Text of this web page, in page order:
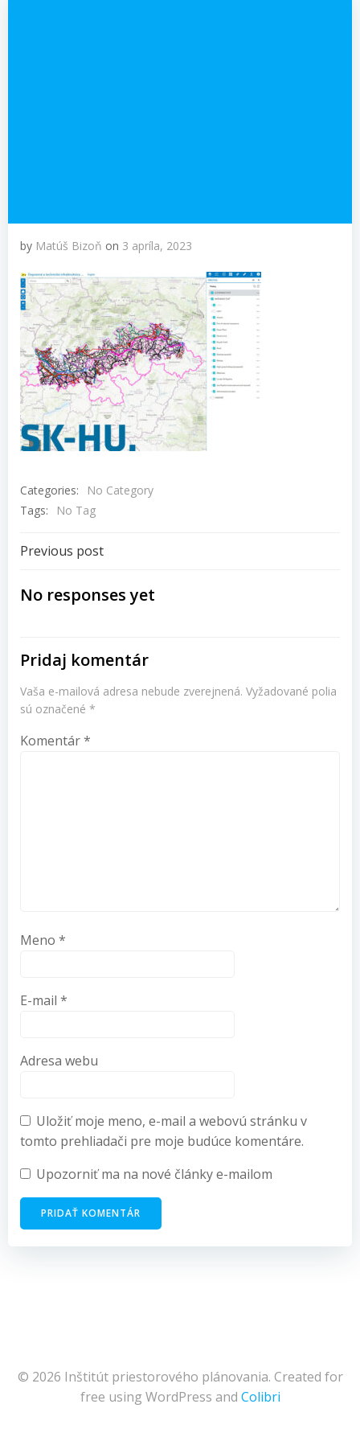
by Matúš Bizoň on 3 apríla, 2023
Categories:
No Category
Tags:
No Tag
Navigácia
v
Previous post
No responses yet
Pridaj komentár
Vaša e-mailová adresa nebude zverejnená. Vyžadované polia
sú označené *
Komentár*
Meno *
E-mail *
Adresa webu
Uložiť moje meno, e-mail a webovú stránku v
tomto prehliadači pre moje budúce komentáre.
Upozorniť ma na nové články e-mailom
© 2026 Inštitút priestorového plánovania. Created for
free using WordPress and Colibri